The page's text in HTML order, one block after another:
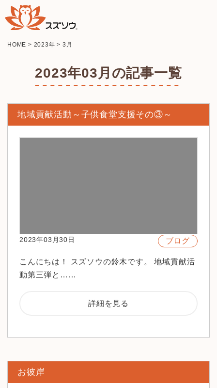
HOME > 2023年 >3月
2023年03月の記事一覧
地域貢献活動～子供食堂支援その③～
2023年03月30日 ブログ
こんにちは！ スズソウの鈴木です。 地域貢献活
動第三弾と……
詳細を見る
お彼岸